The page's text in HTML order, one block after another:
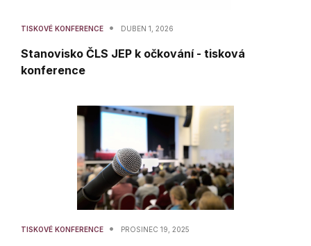
TISKOVÉ KONFERENCE • DUBEN 1, 2026
Stanovisko ČLS JEP k očkování - tisková
konference
TISKOVÉ KONFERENCE • PROSINEC 19, 2025